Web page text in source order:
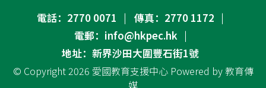
電話：2770 0071
傳真：2770 1172
電郵：info@hkpec.hk
地址：新界沙田大圍豐石街1號
© Copyright 2026 愛國教育支援中心 Powered by教育傳
媒